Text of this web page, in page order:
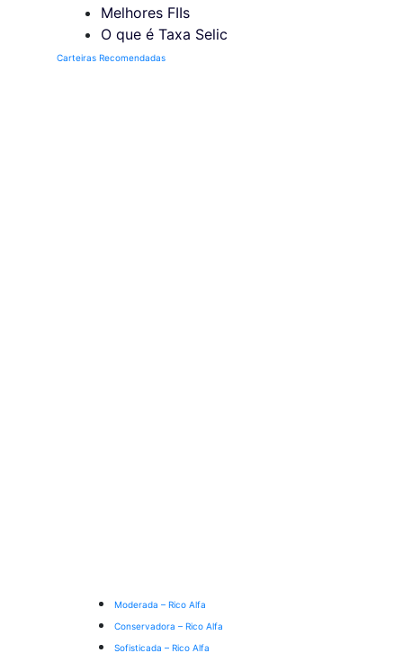
Melhores FIIs
O que é Taxa Selic
Carteiras Recomendadas
Moderada – Rico Alfa
Conservadora – Rico Alfa
Sofisticada – Rico Alfa